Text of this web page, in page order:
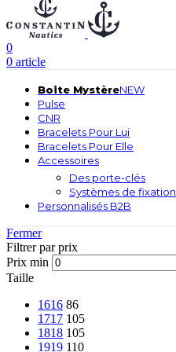
0
0 article
Boite MystèreNEW
Pulse
CNR
Bracelets Pour Lui
Bracelets Pour Elle
Accessoires
Des porte-clés
Systèmes de fixation
Personnalisés B2B
Fermer
Filtrer par prix
Prix min
Taille
1616 86
1717 105
1818 105
1919 110